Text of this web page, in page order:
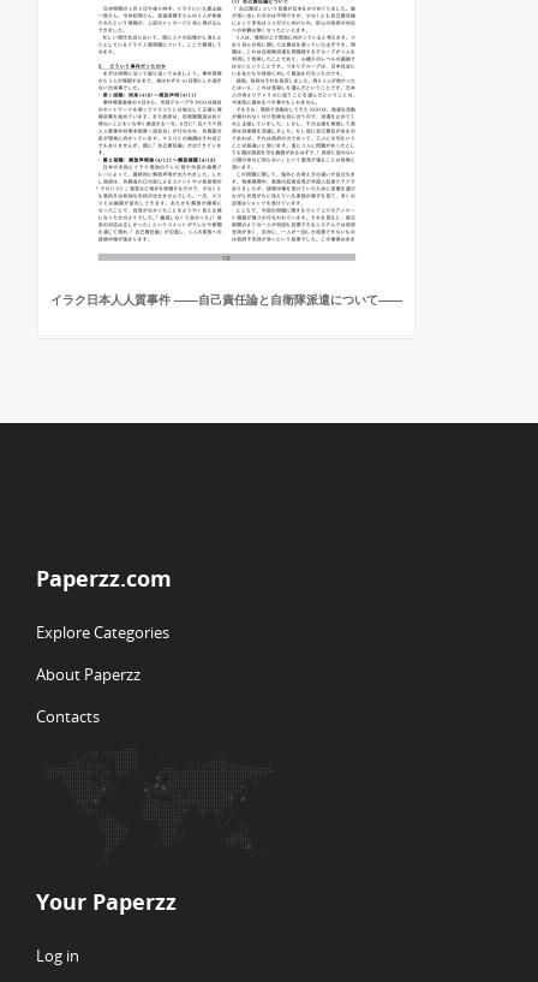
イラク日本人人質事件 ――自己責任論と自衛隊派遣について――
Paperzz.com
Explore Categories
About Paperzz
Contacts
Your Paperzz
Log in